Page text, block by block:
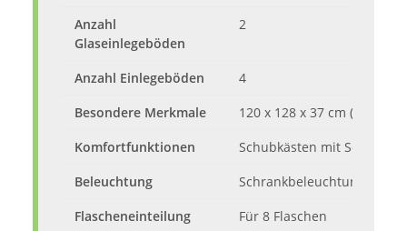
Anzahl
Glaseinlegeböden
2
Anzahl Einlegeböden
4
Besondere Merkmale
120 x 128 x 37 cm (B/H/T)
Komfortfunktionen
Schubkästen mit
Beleuchtung
Schrankbeleuchtung,
Flascheneinteilung
Für 8 Flaschen